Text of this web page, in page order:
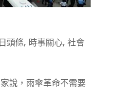
頭條, 時事關心, 社會
說，雨傘革命不需要